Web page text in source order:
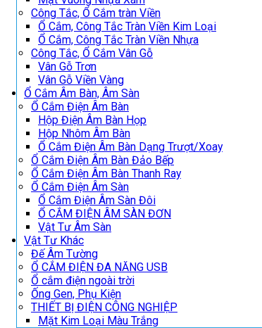
Công Tắc, Ổ Cắm tràn Viền
Ổ Cắm, Công Tắc Tràn Viền Kim Loại
Ổ Cắm, Công Tắc Tràn Viền Nhựa
Công Tắc, Ổ Cắm Vân Gỗ
Vân Gỗ Trơn
Vân Gỗ Viền Vàng
Ổ Cắm Âm Bàn, Âm Sàn
Ổ Cắm Điện Âm Bàn
Hộp Điện Âm Bàn Họp
Hộp Nhôm Âm Bàn
Ổ Cắm Điện Âm Bàn Dạng Trượt/Xoay
Ổ Cắm Điện Âm Bàn Đảo Bếp
Ổ Cắm Điện Âm Bàn Thanh Ray
Ổ Cắm Điện Âm Sàn
Ổ Cắm Điện Âm Sàn Đôi
Ổ CẮM ĐIỆN ÂM SÀN ĐƠN
Vật Tư Âm Sàn
Vật Tư Khác
Đế Âm Tường
Ổ CẮM ĐIỆN ĐA NĂNG USB
Ổ cắm điện ngoài trời
Ống Gen, Phụ Kiện
THIẾT BỊ ĐIỆN CÔNG NGHIỆP
Mặt Kim Loại Màu Trắng